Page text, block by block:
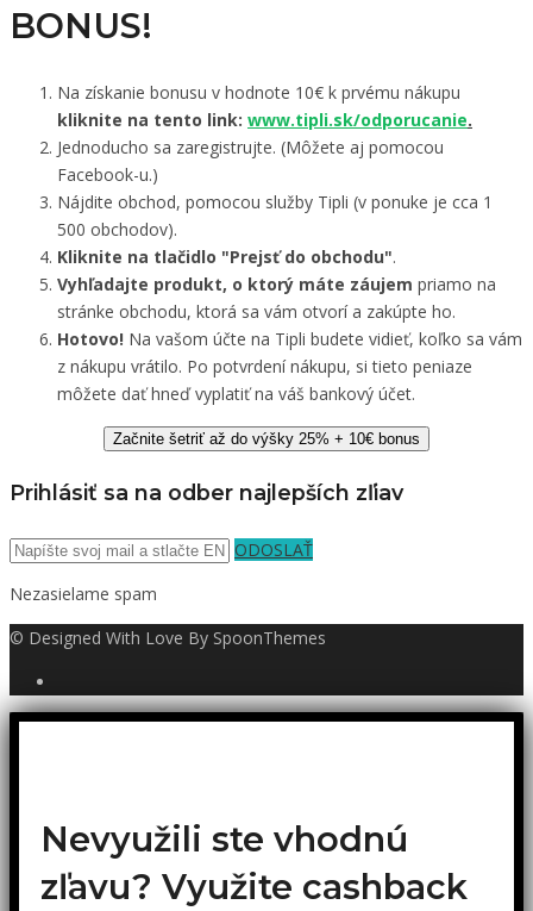
BONUS!
Na získanie bonusu v hodnote 10€ k prvému nákupu
kliknite na tento link: www.tipli.sk/odporucanie.
Jednoducho sa zaregistrujte. (Môžete aj pomocou
Facebook-u.)
Nájdite obchod, pomocou služby Tipli (v ponuke je cca 1
500 obchodov).
Kliknite na tlačidlo "Prejsť do obchodu".
Vyhľadajte produkt, o ktorý máte záujem priamo na
stránke obchodu, ktorá sa vám otvorí a zakúpte ho.
Hotovo! Na vašom účte na Tipli budete vidieť, koľko sa vám
z nákupu vrátilo. Po potvrdení nákupu, si tieto peniaze
môžete dať hneď vyplatiť na váš bankový účet.
Začnite šetriť až do výšky 25% + 10€ bonus
Prihlásiť sa na odber najlepších zľiav
ODOSLAŤ
Nezasielame spam
© Designed With Love By SpoonThemes
Nevyužili ste vhodnú
zľavu? Využite cashback